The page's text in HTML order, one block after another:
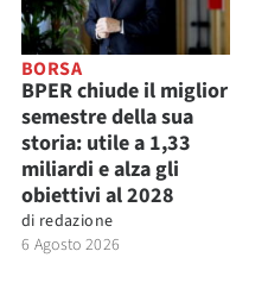
BORSA
BPER chiude il miglior
semestre della sua
storia: utile a 1,33
miliardi e alza gli
obiettivi al 2028
di redazione
6 Agosto 2026